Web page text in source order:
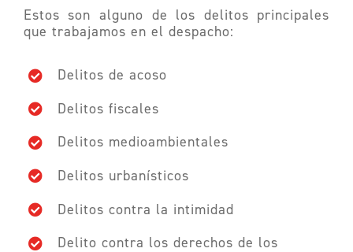
Estos son alguno de los delitos principales
que trabajamos en el despacho:
Delitos de acoso
Delitos fiscales
Delitos medioambientales
Delitos urbanísticos
Delitos contra la intimidad
Delito contra los derechos de los